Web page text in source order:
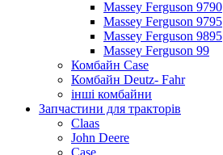
Massey Ferguson 9790
Massey Ferguson 9795
Massey Ferguson 9895
Massey Ferguson 99
Комбайн Case
Комбайн Deutz- Fahr
інші комбайни
Запчастини для тракторів
Claas
John Deere
Case